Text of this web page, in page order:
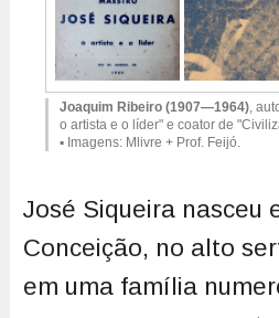
Joaquim Ribeiro (1907—1964),
o artista e o líder" e coator de
▪ Imagens: Mlivre + Prof. Feijó.
José Siqueira nasceu
Conceição, no alto
em uma família